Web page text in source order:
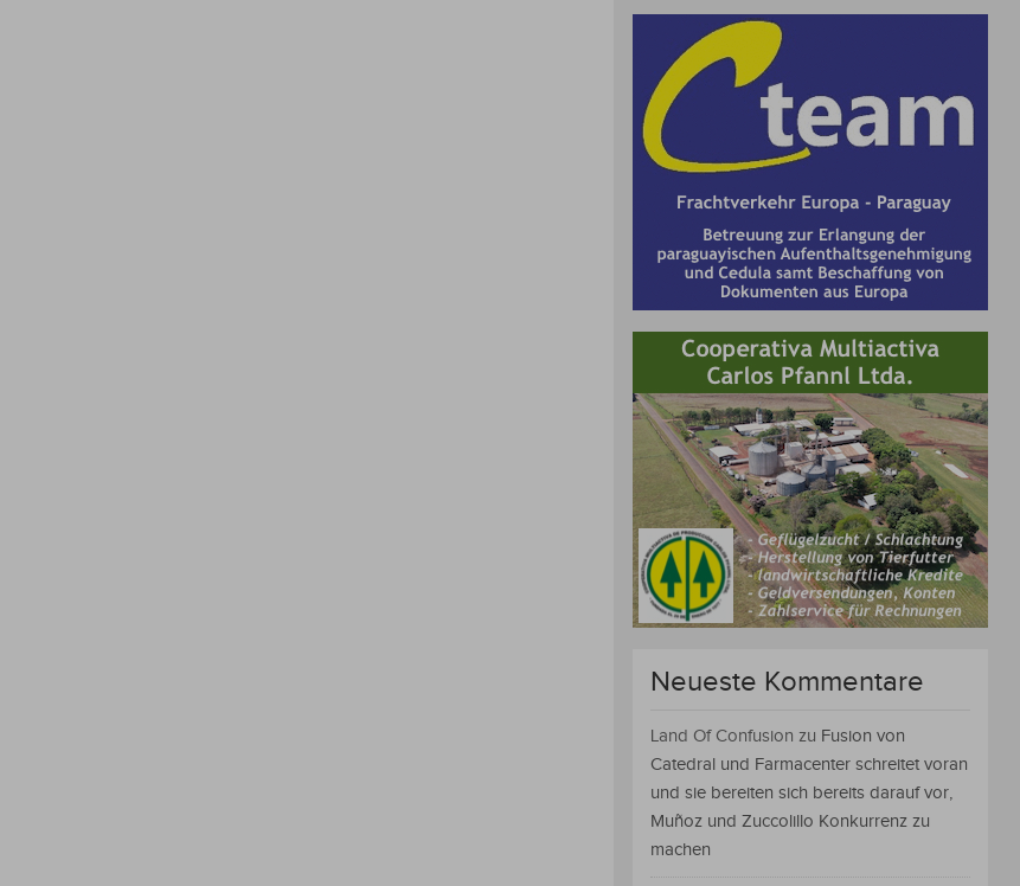
Neueste Kommentare
Land Of Confusion zu Fusion von
Catedral und Farmacenter schreitet voran
und sie bereiten sich bereits darauf vor,
Muñoz und Zuccolillo Konkurrenz zu
machen